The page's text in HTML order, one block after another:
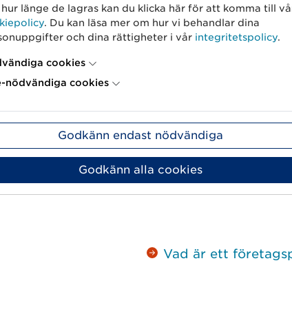
GS1-128
kallade
(AI). De
består av två till fyra siffror
den beskriver.
Vad är ett
länge de lagras kan du klicka här för att komma till
. Du kan läsa mer om hur vi behandlar dina
och dina rättigheter i vår integritetspolicy.
cookies
nödvändiga cookies
Godkänn endast nödvändiga
Godkänn alla cookies